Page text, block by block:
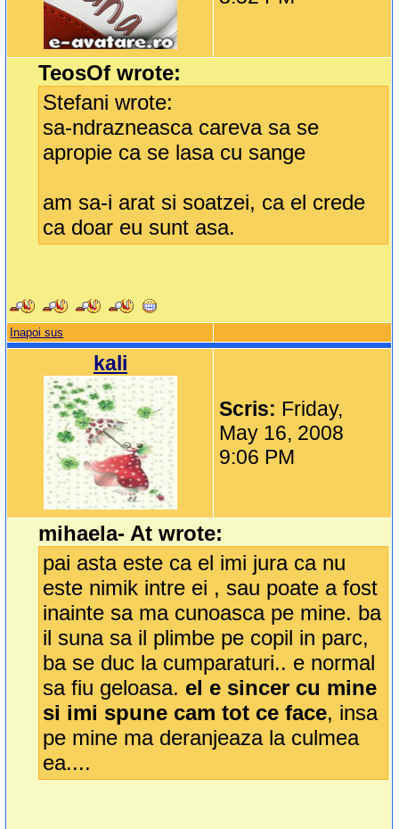
TeosOf wrote:
Stefani wrote:
sa-ndrazneasca careva sa se
apropie ca se lasa cu sange
am sa-i arat si soatzei, ca el crede
ca doar eu sunt asa.
Inapoi sus
kali
Scris: Friday,
May 16, 2008
9:06 PM
mihaela- At wrote:
pai asta este ca el imi jura ca nu
este nimik intre ei , sau poate a fost
inainte sa ma cunoasca pe mine. ba
il suna sa il plimbe pe copil in parc,
ba se duc la cumparaturi.. e normal
sa fiu geloasa. el e sincer cu mine
si imi spune cam tot ce face, insa
pe mine ma deranjeaza la culmea
ea....